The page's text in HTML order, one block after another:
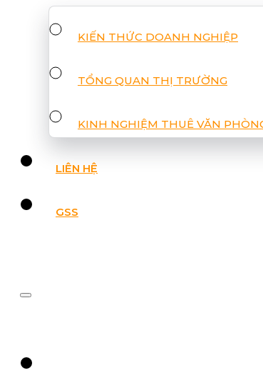
KIẾN THỨC DOANH NGHIỆP
TỔNG QUAN THỊ TRƯỜNG
KINH NGHIỆM THUÊ VĂN
LIÊN HỆ
GSS